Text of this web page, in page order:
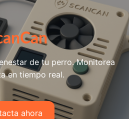
de tu perro. Monitorea
en tiempo real.
ahora
👋 ¿Qué necesitas?
los temas o escríbeme tu
Automatizaciones IA